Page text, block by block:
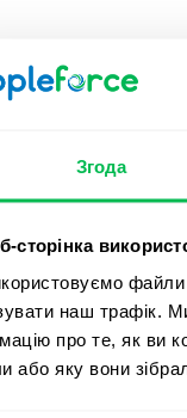
Згода
сторінка
файли
наш трафік.
про те, як ви
або яку вони
сторінку